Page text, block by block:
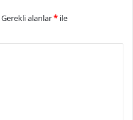
Gerekli alanlar* ile